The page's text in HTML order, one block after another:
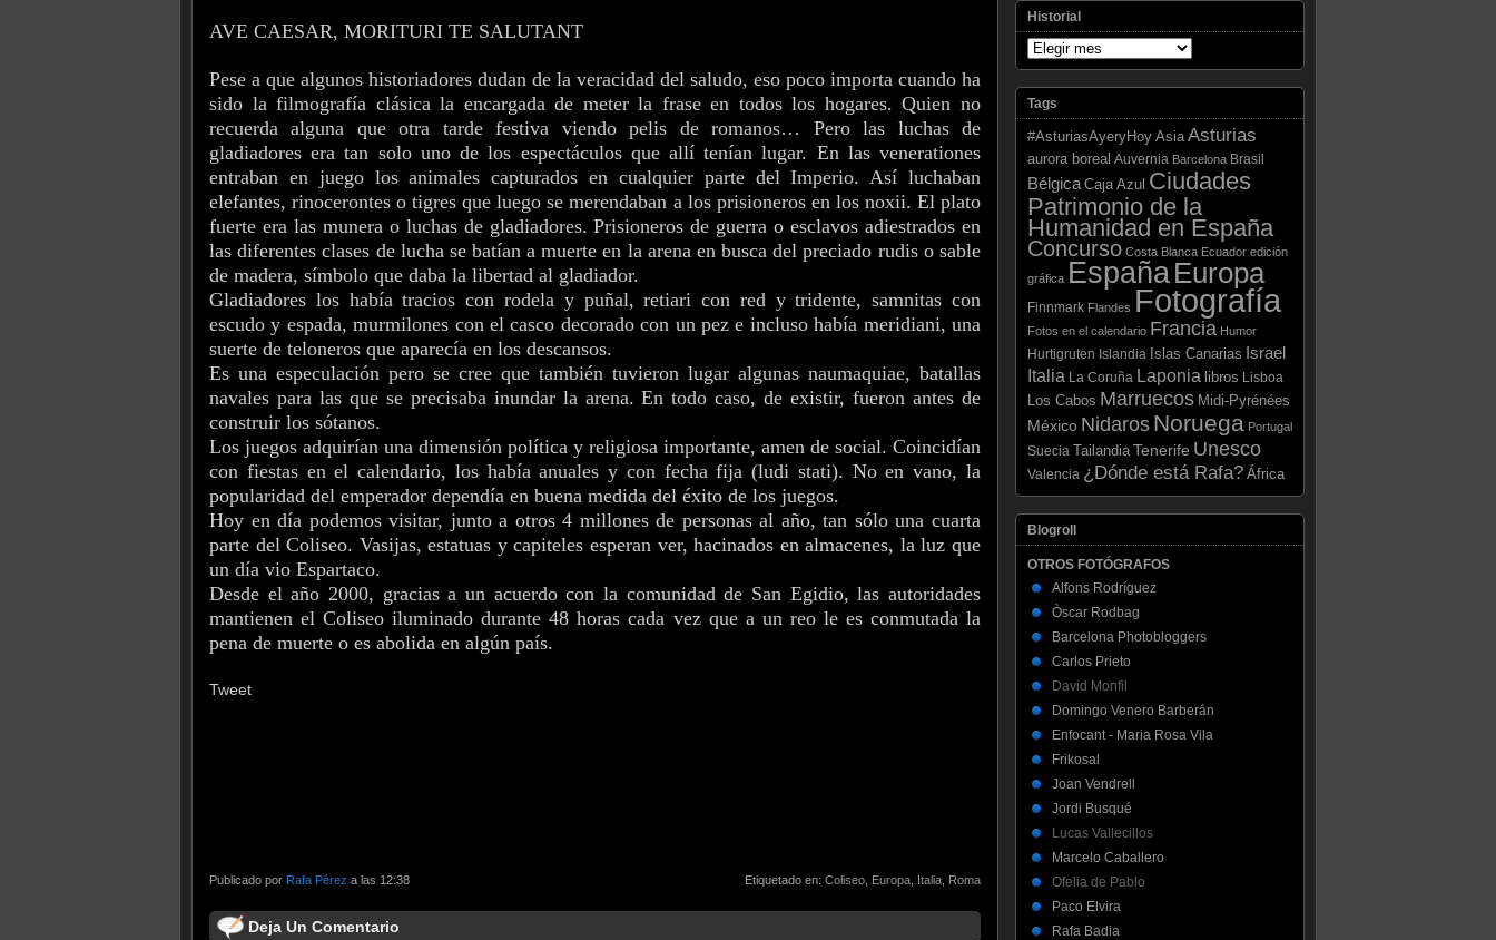
AVE CAESAR, MORITURI TE SALUTANT
Pese a que algunos historiadores dudan de la veracidad del saludo, eso poco importa cuando ha
sido la filmografía clásica la encargada de meter la frase en todos los hogares. Quien no
recuerda alguna que otra tarde festiva viendo pelis de romanos… Pero las luchas de
gladiadores era tan solo uno de los espectáculos que allí tenían lugar. En las venerationes
entraban en juego los animales capturados en cualquier parte del Imperio. Así luchaban
elefantes, rinocerontes o tigres que luego se merendaban a los prisioneros en los noxii. El plato
fuerte era las munera o luchas de gladiadores. Prisioneros de guerra o esclavos adiestrados en
las diferentes clases de lucha se batían a muerte en la arena en busca del preciado rudis o sable
de madera, símbolo que daba la libertad al gladiador.
Gladiadores los había tracios con rodela y puñal, retiari con red y tridente, samnitas con
escudo y espada, murmilones con el casco decorado con un pez e incluso había meridiani, una
suerte de teloneros que aparecía en los descansos.
Es una especulación pero se cree que también tuvieron lugar algunas naumaquiae, batallas
navales para las que se precisaba inundar la arena. En todo caso, de existir, fueron antes de
construir los sótanos.
Los juegos adquirían una dimensión política y religiosa importante, amen de social. Coincidían
con fiestas en el calendario, los había anuales y con fecha fija (ludi stati). No en vano, la
popularidad del emperador dependía en buena medida del éxito de los juegos.
Hoy en día podemos visitar, junto a otros 4 millones de personas al año, tan sólo una cuarta
parte del Coliseo. Vasijas, estatuas y capiteles esperan ver, hacinados en almacenes, la luz que
un día vio Espartaco.
Desde el año 2000, gracias a un acuerdo con la comunidad de San Egidio, las autoridades
mantienen el Coliseo iluminado durante 48 horas cada vez que a un reo le es conmutada la
pena de muerte o es abolida en algún país.
Tweet
Publicado por Rafa Pérez a las 12:38 Etiquetado en: Coliseo Europa Italia Roma
Deja Un Comentario
Historial
Tags
#AsturiasAyeryHoy Asia Asturias
aurora boreal Auvernia Barcelona Brasil
Bélgica Caja Azul Ciudades
Patrimonio de la
Humanidad en España
Concurso Costa Blanca Ecuador edición
gráfica EspañaEuropa
Finnmark Flandes Fotografía
Fotos en el calendario Francia Humor
Hurtigruten Islandia Islas Canarias Israel
Italia La Coruña Laponia libros Lisboa
Los Cabos Marruecos Midi-Pyrénées
México Nidaros Noruega Portugal
Suecia Tailandia Tenerife Unesco
Valencia ¿Dónde está Rafa? África
Blogroll
OTROS FOTÓGRAFOS
Alfons Rodríguez
Òscar Rodbag
Barcelona Photobloggers
Carlos Prieto
David Monfil
Domingo Venero Barberán
Enfocant - Maria Rosa Vila
Frikosal
Joan Vendrell
Jordi Busqué
Lucas Vallecillos
Marcelo Caballero
Ofelia de Pablo
Paco Elvira
Rafa Badia